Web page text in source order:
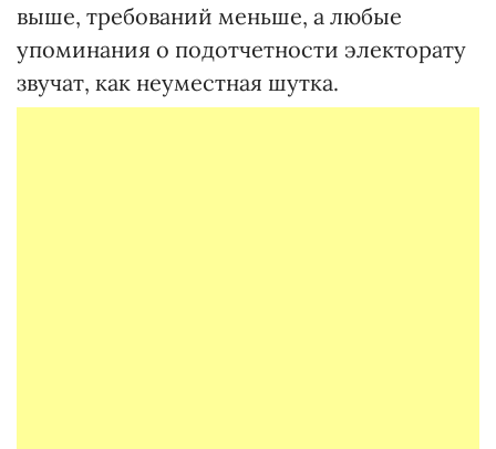
выше, требований меньше, а любые
упоминания о подотчетности электорату
звучат, как неуместная шутка.